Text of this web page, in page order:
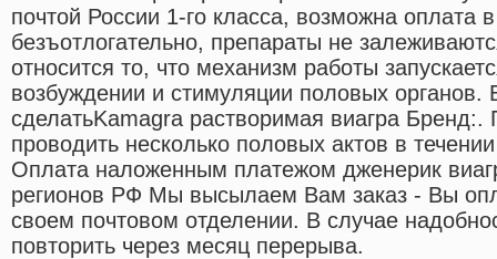
почтой России 1-го класса, возможна оплата
безъотлогательно, препараты не
относится то, что механизм работы
возбуждении и стимуляции половых органов.
сделатьKamagra растворимая виагра
проводить несколько половых актов в
Оплата наложенным платежом дженерик
регионов РФ Мы высылаем Вам заказ - Вы
своем почтовом отделении. В случае
повторить через месяц перерыва.